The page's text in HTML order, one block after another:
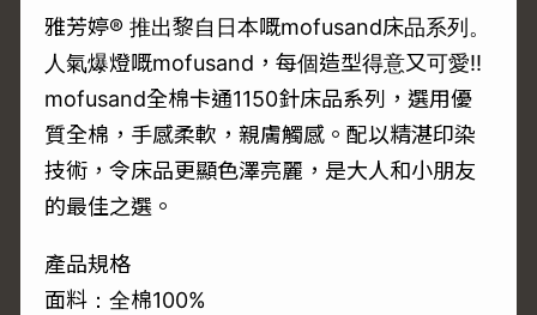
雅芳婷® 推出黎自日本嘅mofusand床品系列。
人氣爆燈嘅mofusand，每個造型得意又可愛!!
mofusand全棉卡通1150針床品系列，選用優
質全棉，手感柔軟，親膚觸感。配以精湛印染
技術，令床品更顯色澤亮麗，是大人和小朋友
的最佳之選。
產品規格
面料：全棉100%